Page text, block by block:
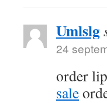
Umlslg
24
order
sale